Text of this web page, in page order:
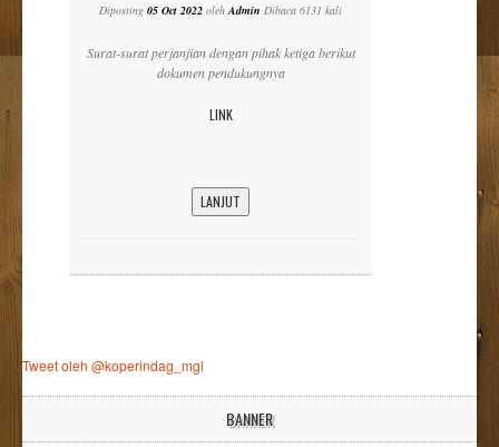
Diposting 05 Oct 2022 olehAdmin Dibaca 6131 kali
Surat-surat perjanjian dengan pihak ketiga berikut
dokumen pendukungnya
LINK
LANJUT
Tweet oleh @koperindag_mgl
BANNER